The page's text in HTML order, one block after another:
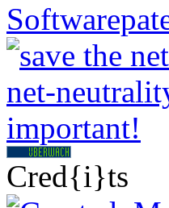
Cred{i}ts